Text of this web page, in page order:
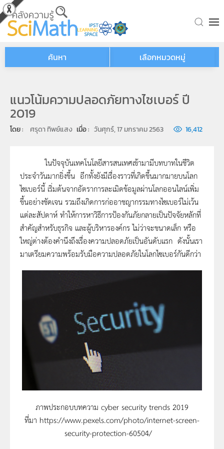
Skip to main content
ค้นหา เลือกหมวดหมู่
แนวโน้มความปลอดภัยทางไซเบอร์ ปี
2019
โดย : ศรุดา ทิพย์แสง เมื่อ : วันศุกร์, 17 มกราคม 2563 16,412
ในปัจจุบันเทคโนโลยีสารสนเทศเข้ามามีบทบาทในชีวิต
ประจำวันมากยิ่งขึ้น อีกทั้งยังมีเรื่องราวที่เกิดขึ้นมากมายบนโลก
ไซเบอร์นี้ เริ่มต้นจากอัตราการละเมิดข้อมูลผ่านโลกออนไลน์เพิ่ม
ขึ้นอย่างชัดเจน รวมถึงเกิดการก่ออาชญากรรมทางไซเบอร์ไม่เว้น
แต่ละสัปดาห์ ทำให้การหาวิธีการป้องกันภัยกลายเป็นปัจจัยหลักที่
สำคัญสำหรับธุรกิจ และผู้บริหารองค์กร ไม่ว่าจะขนาดเล็ก หรือ
ใหญ่ต่างต้องคำนึงถึงเรื่องความปลอดภัยเป็นอันดับแรก ดังนั้นเรา
มาเตรียมความพร้อมรับมือความปลอดภัยในโลกไซเบอร์กันดีกว่า
ภาพประกอบบทความ cyber security trends 2019
ที่มา https://www.pexels.com/photo/internet-screen-
security-protection-60504/